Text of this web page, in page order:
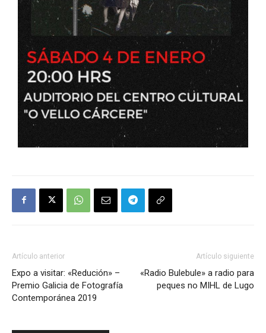
Artículo anterior
Expo a visitar: «Redución» –
Premio Galicia de Fotografía
Contemporánea 2019
Artículo siguiente
«Radio Bulebule» a radio para
peques no MIHL de Lugo